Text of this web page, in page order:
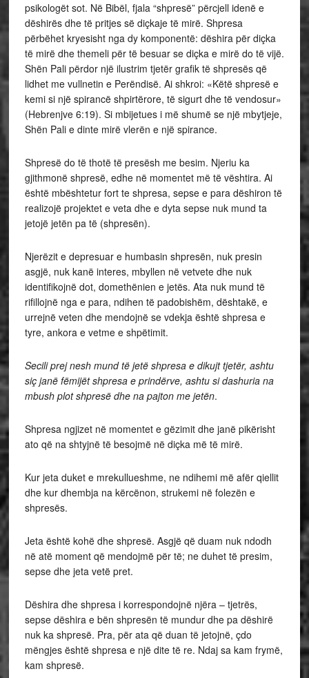
psikologët sot. Në Bibël, fjala “shpresë” përcjell idenë e
dëshirës dhe të pritjes së diçkaje të mirë. Shpresa
përbëhet kryesisht nga dy komponentë: dëshira për diçka
të mirë dhe themeli për të besuar se diçka e mirë do të vijë.
Shën Pali përdor një ilustrim tjetër grafik të shpresës që
lidhet me vullnetin e Perëndisë. Ai shkroi: «Këtë shpresë e
kemi si një spirancë shpirtërore, të sigurt dhe të vendosur»
(Hebrenjve 6:19). Si mbijetues i më shumë se një mbytjeje,
Shën Pali e dinte mirë vlerën e një spirance.
Shpresë do të thotë të presësh me besim. Njeriu ka
gjithmonë shpresë, edhe në momentet më të vështira. Ai
është mbështetur fort te shpresa, sepse e para dëshiron të
realizojë projektet e veta dhe e dyta sepse nuk mund ta
jetojë jetën pa të (shpresën).
Njerëzit e depresuar e humbasin shpresën, nuk presin
asgjë, nuk kanë interes, mbyllen në vetvete dhe nuk
identifikojnë dot, domethënien e jetës. Ata nuk mund të
rifillojnë nga e para, ndihen të padobishëm, dështakë, e
urrejnë veten dhe mendojnë se vdekja është shpresa e
tyre, ankora e vetme e shpëtimit.
Secili prej nesh mund të jetë shpresa e dikujt tjetër, ashtu
siç janë fëmijët shpresa e prindërve, ashtu si dashuria na
mbush plot shpresë dhe na pajton me jetën.
Shpresa ngjizet në momentet e gëzimit dhe janë pikërisht
ato që na shtyjnë të besojmë në diçka më të mirë.
Kur jeta duket e mrekullueshme, ne ndihemi më afër qiellit
dhe kur dhembja na kërcënon, strukemi në folezën e
shpresës.
Jeta është kohë dhe shpresë. Asgjë që duam nuk ndodh
në atë moment që mendojmë për të; ne duhet të presim,
sepse dhe jeta vetë pret.
Dëshira dhe shpresa i korrespondojnë njëra – tjetrës,
sepse dëshira e bën shpresën të mundur dhe pa dëshirë
nuk ka shpresë. Pra, për ata që duan të jetojnë, çdo
mëngjes është shpresa e një dite të re. Ndaj sa kam frymë,
kam shpresë.